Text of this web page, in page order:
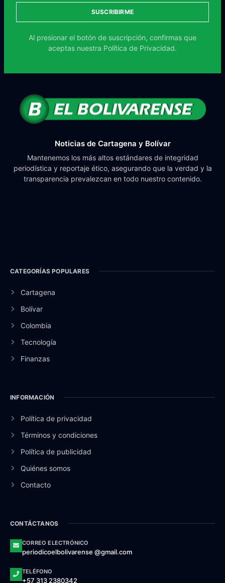
SUSCRIBIRME
Al presionar el botón de suscripción, confirmas que
aceptas nuestra Política de Privacidad.
Noticias de Cartagena y Bolívar
Mantenemos los más altos estándares de integridad
periodística y reportaje ético, asegurando que la verdad y la
transparencia prevalezcan en todo nuestro contenido.
CATEGORÍAS POPULARES
Cartagena
Bolívar
Colombia
Tecnología
Finanzas
INFORMACIÓN
Política de privacidad
Términos y condiciones
Política de publicidad
Quiénes somos
Contacto
CONTÁCTANOS
CORREO ELECTRÓNICO
periodicoelbolivarense @gmail.com
TELÉFONO
+57 313 2380342